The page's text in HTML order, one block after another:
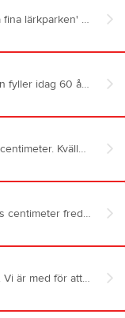
I går kväll kastades det mästerskap i varpa centimeter i Roma på fina lärkparken' Två tävlande från Mulde VK var med. Kent Andersson tävlande i B klassen fick inte riktigt till det men slutade med resultat på 1186 cm Boa Johansson som är C kastare, fick till det bra och slutade på 605 cm och blev med detta resultat B kastare. I varpan finns det olika klasser som räknas på centimeterresultat. 0-300 cm är Elit , 301-500 cm är A, 501 till 800 cm är B, 801-1200 är C,och över detta är man D kastare Bilden är tagen från ett tidigare tillfälle.
En av huvodmedlemmarna sedan Mulde VK startade, David Melin fyller idag 60 år. Vi i Mulde var på plats och gratulerade honom på denna jubeliumsdag. Ett stort Grattis till di David, och ha en trevlig kväll. Jannarna/MuldeVK
7 kastare gjorde i kväll upp om vem som skulle bli KM mästare i centimeter. Kvällens resultat. 1. Janne Larsson 206 KM mästare 2. Samuel Jakobsson 231. 1 nolla 3. Kent Andersson 231, 0 nollor 4, Olof Bäckström 238 5. Magnus Sundqvist 368 6. Lasse Porselius 412 7, Boa Johansson 515 Skampålen tillfaller Samuel Jakobsson som fick ett meterskast i första kastet,, grattis :)
Hästsko träning gräs i kväll torsdag den 28 maj, Hästsko KM gräs centimeter fredag klockan 17.00 KM i varpa centimeter måndag den 1 juni klockan 18.00 Fritt kastavstånd,, 14 kast. Rävhagen är platsen.
Denna vecka startar Distanscupen hästsko som är rikstäckande. Vi är med för att träna lite, ingen kostnad och inga priser. Grus vecka 22/23, 27/28 och 33/34 Gräs vecka 25-26, 31/32, och 35/36 Vi kör grus vecka 23 till att börja med.